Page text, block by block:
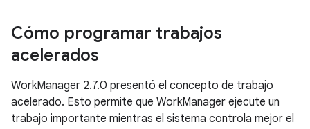
Cómo programar trabajos
acelerados
WorkManager 2.7.0 presentó el concepto de trabajo
acelerado. Esto permite que WorkManager ejecute un
trabajo importante mientras el sistema controla mejor el